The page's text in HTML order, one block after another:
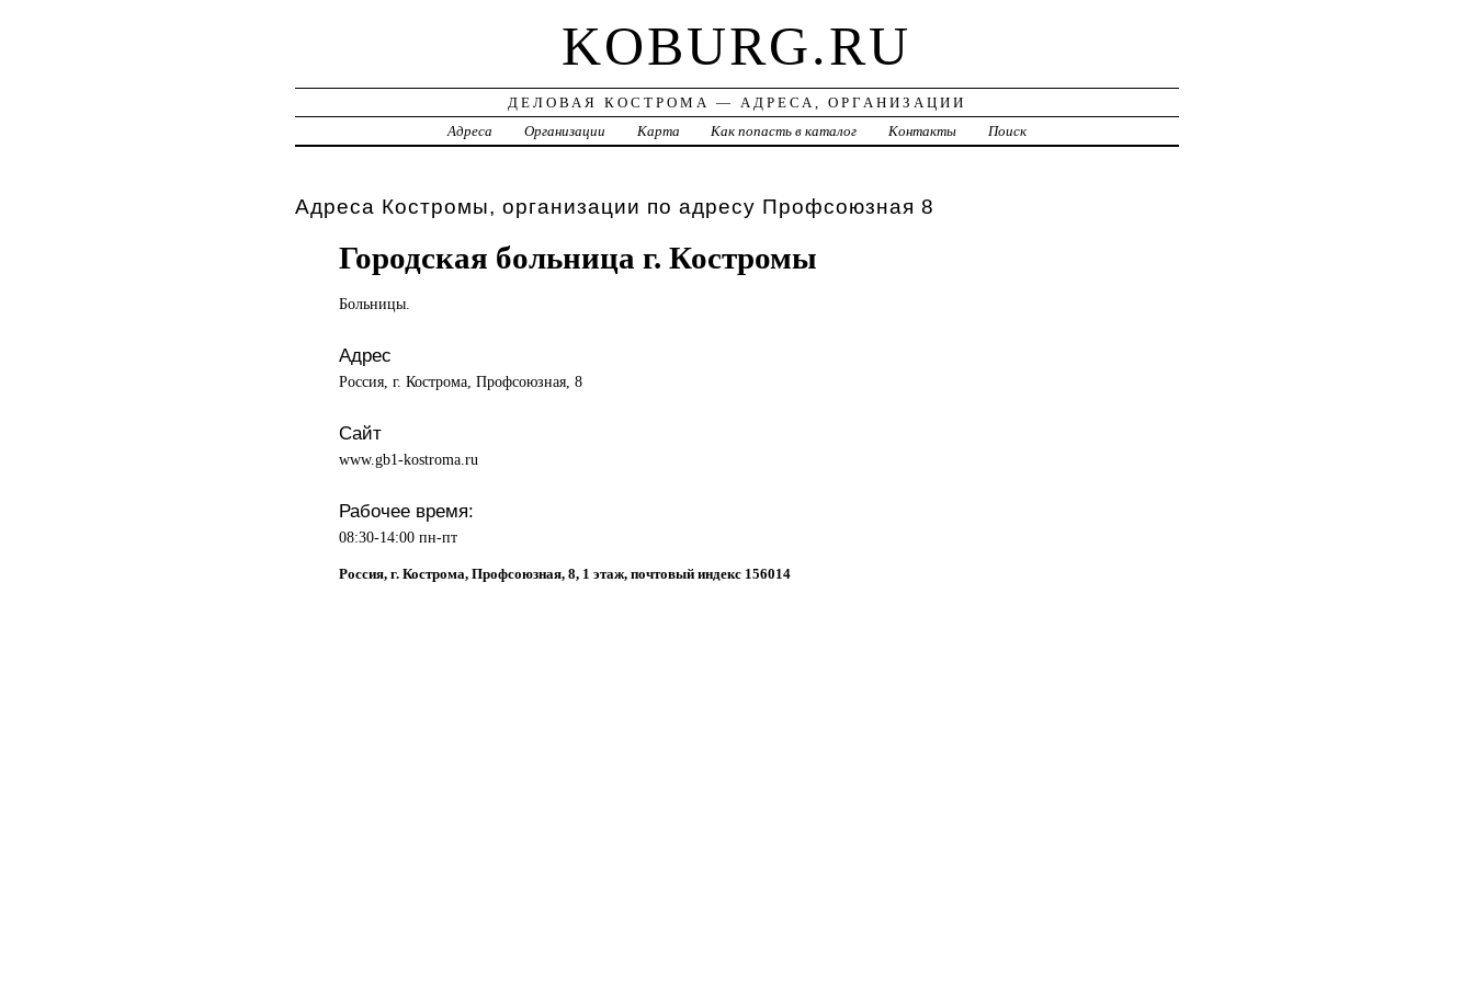
KOBURG.RU
ДЕЛОВАЯ КОСТРОМА — АДРЕСА, ОРГАНИЗАЦИИ
Адреса
Организации Карта Как попасть в каталог Контакты Поиск
Адреса Костромы, организации по адресу Профсоюзная 8
Городская больница г. Костромы
Больницы.
Адрес
Россия, г. Кострома, Профсоюзная, 8
Сайт
www.gb1-kostroma.ru
Рабочее время:
08:30-14:00 пн-пт
Россия, г. Кострома, Профсоюзная, 8, 1 этаж, почтовый индекс 156014